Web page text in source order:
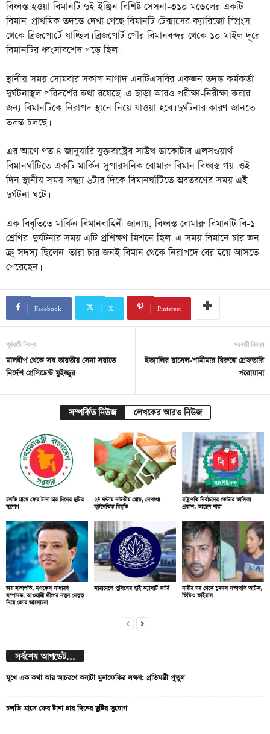
বিধ্বস্ত হওয়া বিমানটি দুই ইঞ্জিন বিশিষ্ট সেসনা-৩১০ মডেলের একটি
বিমান। প্রাথমিক তদন্তে দেখা গেছে বিমানটি টেক্সাসের ক্যারিজো স্প্রিংস
থেকে ব্রিজপোর্টে যাচ্ছিল। ব্রিজপোর্ট পৌর বিমানবন্দর থেকে ১০ মাইল দূরে
বিমানটির ধ্বংসাবশেষ পড়ে ছিল।
স্থানীয় সময় সোমবার সকাল নাগাদ এনটিএসবির একজন তদন্ত কর্মকর্তা
দুর্ঘটনাস্থল পরিদর্শের কথা রয়েছে। এ ছাড়া আরও পরীক্ষা-নিরীক্ষা করার
জন্য বিমানটিকে নিরাপদ স্থানে নিয়ে যাওয়া হবে। দুর্ঘটনার কারণ জানতে
তদন্ত চলছে।
এর আগে গত ৪ জানুয়ারি যুক্তরাষ্ট্রের সাউথ ডাকোটার এলসওয়ার্থ
বিমানঘাঁটিতে একটি মার্কিন সুপারসনিক বোমারু বিমান বিধ্বস্ত গয়। ওই
দিন স্থানীয় সময় সন্ধ্যা ৬টার দিকে বিমানঘাঁটিতে অবতরণের সময় এই
দুর্ঘটনা ঘটে।
এক বিবৃতিতে মার্কিন বিমানবাহিনী জানায়, বিধ্বস্ত বোমারু বিমানটি বি-১
শ্রেণির। দুর্ঘটনার সময় এটি প্রশিক্ষণ মিশনে ছিল। এ সময় বিমানে চার জন
ক্রু সদস্য ছিলেন। তারা চার জনই বিমান থেকে নিরাপদে বের হয়ে আসতে
পেরেছেন।
Facebook X Pinterest
পূর্ববর্তী নিবন্ধ
মালদ্বীপ থেকে সব ভারতীয় সেনা সরাতে
নির্দেশ প্রেসিডেন্ট মুইজ্জুর
পরবর্তী নিবন্ধ
ইভ্যালির রাসেল-শামীমার বিরুদ্ধে গ্রেফতারি
পরোয়ানা
সম্পর্কিত নিউজ লেখকের আরও নিউজ
চলতি মাসে ফের টানা চার দিনের ছুটির
সুযোগ
২৪ ঘণ্টায় নাটকীয় মোড়, নেপথ্যে
কূটনৈতিক বিবৃতি
রাষ্ট্রপতি নির্বাচনের ভোটার তালিকা
প্রকাশ, আছেন যারা
জয় সভাপতি, নওফেল সাধারণ
সম্পাদক, আওয়ামী লীগের নতুন নেতৃত্ব
নিয়ে জোর আলোচনা
সারাদেশে পুলিশের হাই অ্যালার্ট জারি
নারীর ঘর থেকে যুবদল সভাপতি আটক,
ভিডিও ভাইরাল
সর্বশেষ আপডেট...
মুখে এক কথা আর আচরণে অন্যটা মুনাফেকির লক্ষণ: প্রতিমন্ত্রী পুতুল
চলতি মাসে ফের টানা চার দিনের ছুটির সুযোগ